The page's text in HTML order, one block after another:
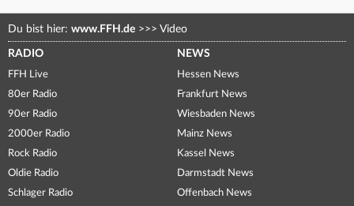
Du bist hier: www.FFH.de >>> Video
RADIO
FFH Live
80er Radio
90er Radio
2000er Radio
Rock Radio
Oldie Radio
Schlager Radio
NEWS
Hessen News
Frankfurt News
Wiesbaden News
Mainz News
Kassel News
Darmstadt News
Offenbach News